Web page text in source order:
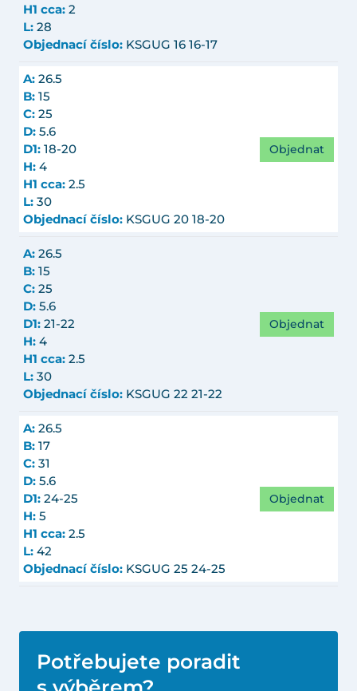
H1 cca: 2
L: 28
Objednací číslo: KSGUG 16 16-17
A: 26.5
B: 15
C: 25
D: 5.6
D1: 18-20
H: 4
H1 cca: 2.5
L: 30
Objednací číslo: KSGUG 20 18-20
Objednat
A: 26.5
B: 15
C: 25
D: 5.6
D1: 21-22
H: 4
H1 cca: 2.5
L: 30
Objednací číslo: KSGUG 22 21-22
Objednat
A: 26.5
B: 17
C: 31
D: 5.6
D1: 24-25
H: 5
H1 cca: 2.5
L: 42
Objednací číslo: KSGUG 25 24-25
Objednat
Potřebujete poradit